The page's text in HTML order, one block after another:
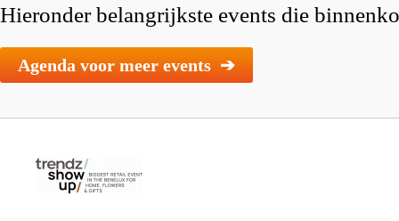
Hieronder belangrijkste events die
Agenda voor meer events ➔